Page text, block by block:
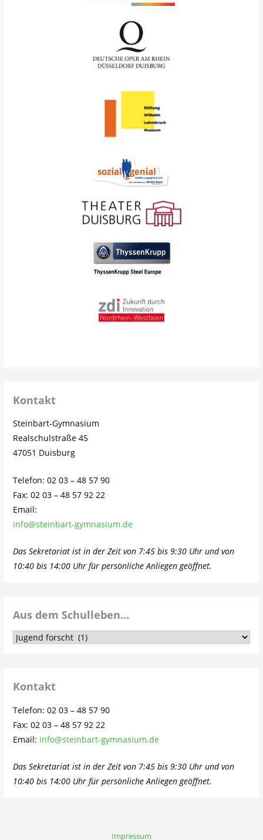
Kontakt
Steinbart-Gymnasium
Realschulstraße 45
47051 Duisburg
Telefon: 02 03 – 48 57 90
Fax: 02 03 – 48 57 92 22
Email:
info@steinbart-gymnasium.de
Das Sekretariat ist in der Zeit von 7:45 bis 9:30 Uhr und von
10:40 bis 14:00 Uhr für persönliche Anliegen geöffnet.
Aus dem Schulleben…
Aus
Kontakt
Telefon: 02 03 – 48 57 90
Fax: 02 03 – 48 57 92 22
Email: info@steinbart-gymnasium.de
Das Sekretariat ist in der Zeit von 7:45 bis 9:30 Uhr und von
10:40 bis 14:00 Uhr für persönliche Anliegen geöffnet.
Impressum